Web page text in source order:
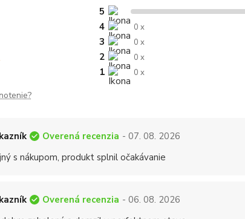
5
4
0 x
3 0 x
2 0 x
1 0 x
Overená recenzia - 07. 08. 2026
s nákupom, produkt splnil očakávanie
Overená recenzia - 06. 08. 2026